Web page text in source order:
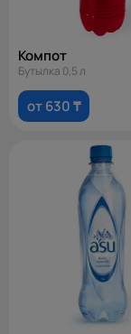
Компот
Бутылка 0,5 л
от 630 ₸